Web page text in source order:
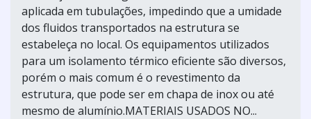
aplicada em tubulações, impedindo que a umidade
dos fluidos transportados na estrutura se
estabeleça no local. Os equipamentos utilizados
para um isolamento térmico eficiente são diversos,
porém o mais comum é o revestimento da
estrutura, que pode ser em chapa de inox ou até
mesmo de alumínio.MATERIAIS USADOS NO...